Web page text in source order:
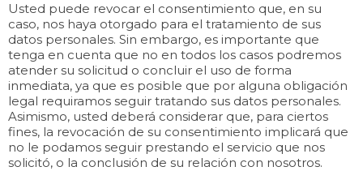
Usted puede revocar el consentimiento que, en su
caso, nos haya otorgado para el tratamiento de sus
datos personales. Sin embargo, es importante que
tenga en cuenta que no en todos los casos podremos
atender su solicitud o concluir el uso de forma
inmediata, ya que es posible que por alguna obligación
legal requiramos seguir tratando sus datos personales.
Asimismo, usted deberá considerar que, para ciertos
fines, la revocación de su consentimiento implicará que
no le podamos seguir prestando el servicio que nos
solicitó, o la conclusión de su relación con nosotros.